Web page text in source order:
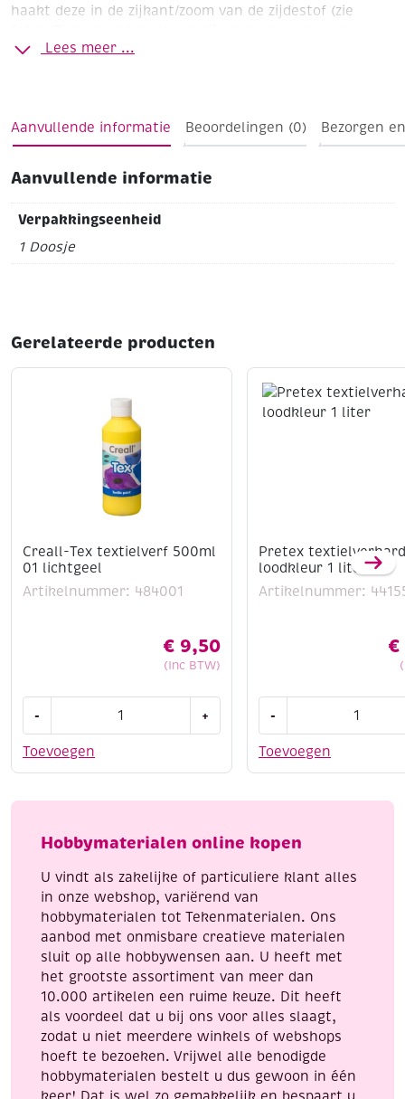
haakt deze in de zijkant/zoom van de zijdestof (zie
duurzaam en voor onbepaalde tijd te gebruiken.
Lees meer ...
Aanvullende informatie Beoordelingen (0) Bezorgen
Aanvullende informatie
Verpakkingseenheid
1 Doosje
Gerelateerde producten
Creall-Tex textielverf 500ml
01 lichtgeel
Artikelnummer: 484001
€ 9,50
(Inc BTW)
Toevoegen
-
textielverf
lichtgeel
+
Pretex
loodkleur 1 liter
Artikelnummer:
€
Toevoegen
-
textielverharder,
loodkleur
aantal
Hobbymaterialen online kopen
U vindt als zakelijke of particuliere klant alles
in onze webshop, variërend van
hobbymaterialen tot Tekenmaterialen. Ons
aanbod met onmisbare creatieve materialen
sluit op alle hobbywensen aan. U heeft met
het grootste assortiment van meer dan
10.000 artikelen een ruime keuze. Dit heeft
als voordeel dat u bij ons voor alles slaagt,
zodat u niet meerdere winkels of webshops
hoeft te bezoeken. Vrijwel alle benodigde
hobbymaterialen bestelt u dus gewoon in één